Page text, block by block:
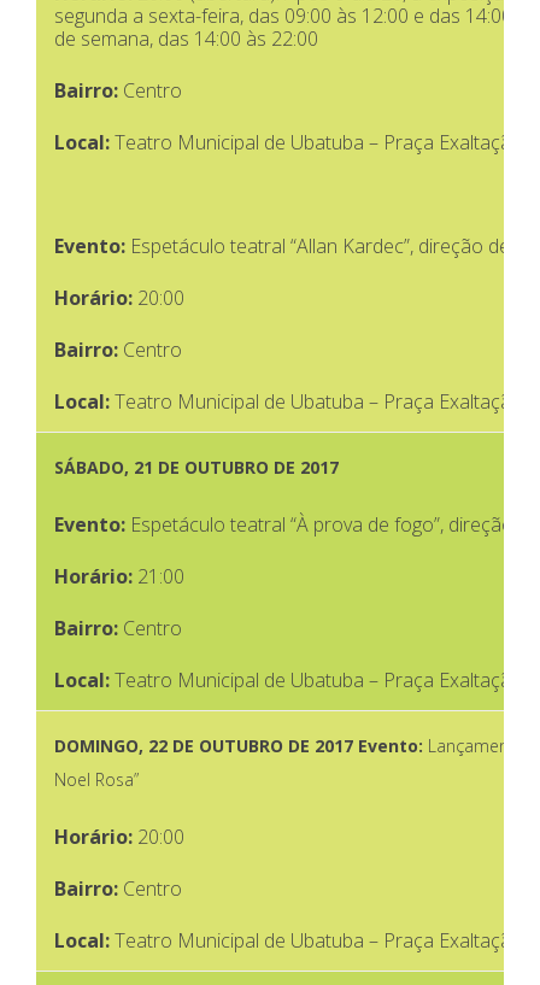
segunda a sexta-feira, das 09:00 às 12:00 e das 14:00
de semana, das 14:00 às 22:00
Bairro: Centro
Local:Teatro Municipal de Ubatuba – Praça Exaltação
Evento: Espetáculo teatral “Allan Kardec”, direção de
Horário: 20:00
Bairro: Centro
Local:Teatro Municipal de Ubatuba – Praça Exaltação
SÁBADO, 21 DE OUTUBRO DE 2017
Evento: Espetáculo teatral “À prova de fogo”, direção
Horário: 21:00
Bairro: Centro
Local:Teatro Municipal de Ubatuba – Praça Exaltação
DOMINGO, 22 DE OUTUBRO DE 2017 Evento: Lançamento
Noel Rosa”
Horário: 20:00
Bairro: Centro
Local:Teatro Municipal de Ubatuba – Praça Exaltação